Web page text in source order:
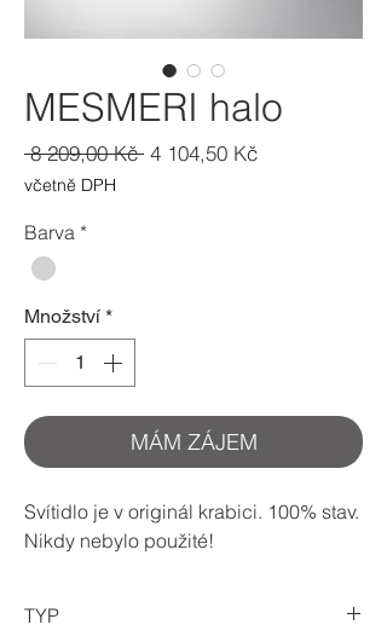
MESMERI halo
8 209,00 Kč Běžná
4 104,50 KčZvýhodněná
včetně DPH
Barva *
Množství *
MÁM ZÁJEM
Svítidlo je v originál krabici. 100% stav.
Nikdy nebylo použité!
TYP